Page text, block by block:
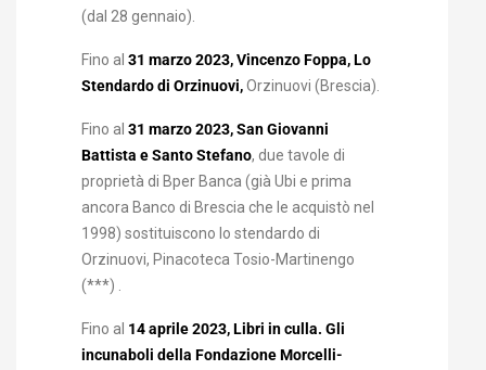
(dal 28 gennaio).
Fino al 31 marzo 2023, Vincenzo Foppa, Lo
Stendardo di Orzinuovi,Orzinuovi (Brescia).
Fino al 31 marzo 2023, San Giovanni
Battista e Santo Stefano, due tavole di
proprietà di Bper Banca (già Ubi e prima
ancora Banco di Brescia che le acquistò nel
1998) sostituiscono lo stendardo di
Orzinuovi, Pinacoteca Tosio-Martinengo
(***) .
Fino al 14 aprile 2023, Libri in culla. Gli
incunaboli della Fondazione Morcelli-